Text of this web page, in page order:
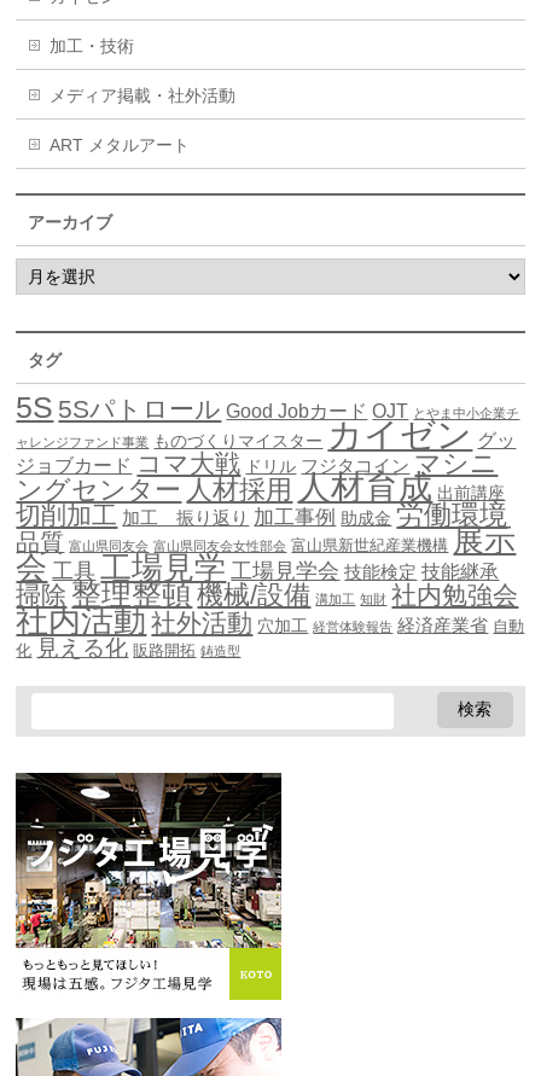
加工・技術
メディア掲載・社外活動
ART メタルアート
アーカイブ
タグ
5S 5Sパトロール Good Jobカード OJT とやま中小企業チ
ャレンジファンド事業 ものづくりマイスター カイゼン グッ
ジョブカード コマ大戦 ドリル フジタコイン マシニ
ングセンター 人材採用 人材育成 出前講座
切削加工 加工 振り返り 加工事例 助成金 労働環境
品質 富山県同友会 富山県同友会女性部会 富山県新世紀産業機構 展示
会 工具 工場見学 工場見学会 技能検定 技能継承
掃除 整理整頓機械/設備 溝加工 知財 社内勉強会
社内活動社外活動 穴加工 経営体験報告 経済産業省 自動
化 見える化 販路開拓 鋳造型